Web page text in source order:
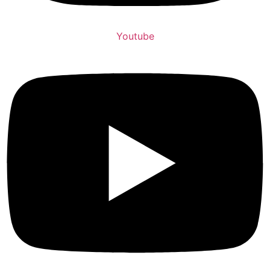
Youtube